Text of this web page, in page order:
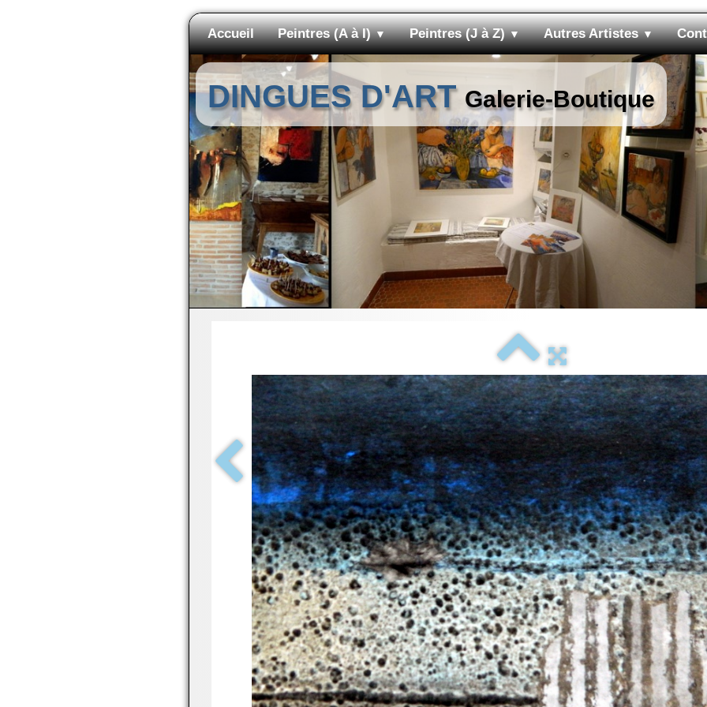
Accueil Peintres (A à I)▼ Peintres (J à Z)▼ Autres Artistes▼
DINGUES D'ART Galerie-Boutique